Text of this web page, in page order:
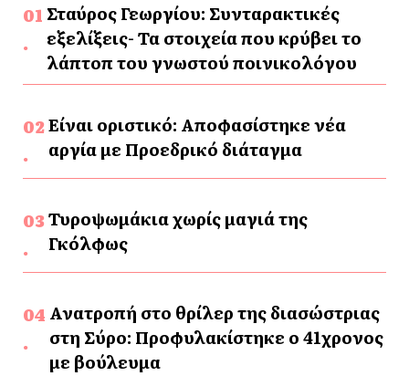
Σταύρος Γεωργίου: Συνταρακτικές
εξελίξεις- Τα στοιχεία που κρύβει το
λάπτοπ του γνωστού ποινικολόγου
Είναι οριστικό: Αποφασίστηκε νέα
αργία με Προεδρικό διάταγμα
Τυροψωμάκια χωρίς μαγιά της
Γκόλφως
Ανατροπή στο θρίλερ της διασώστριας
στη Σύρο: Προφυλακίστηκε ο 41χρονος
με βούλευμα